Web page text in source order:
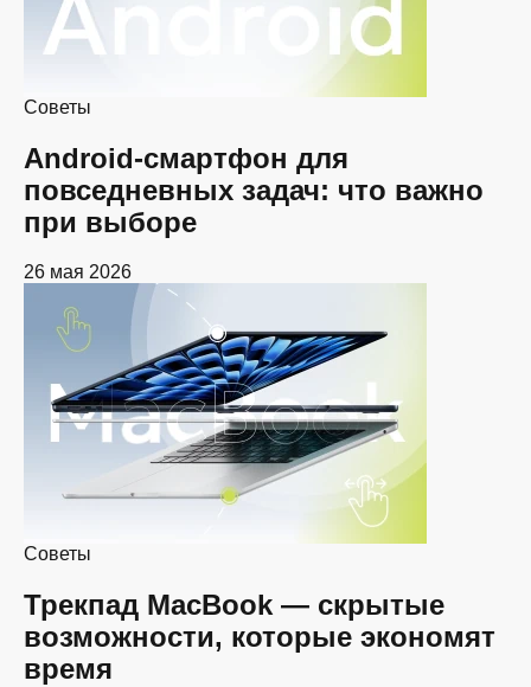
Советы
Android-смартфон для
повседневных задач: что важно
при выборе
26 мая 2026
Советы
Трекпад MacBook — скрытые
возможности, которые экономят
время